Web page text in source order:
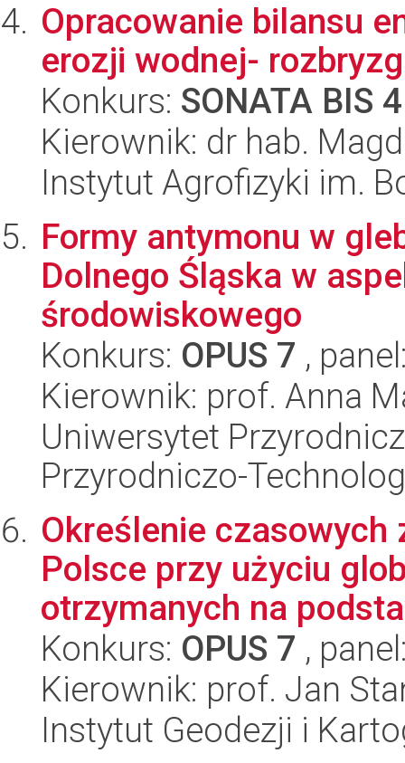
Opracowanie bilansu
erozji wodnej-
Konkurs: SONATA BIS 4
Kierownik: dr hab.
Instytut Agrofizyki im.
Formy antymonu w
Dolnego Śląska w
środowiskowego
Konkurs: OPUS 7 ,
Kierownik: prof. Anna
Uniwersytet
Przyrodniczo-
Określenie czasowych
Polsce przy użyciu
otrzymanych na
Konkurs: OPUS 7 ,
Kierownik: prof. Jan
Instytut Geodezji i